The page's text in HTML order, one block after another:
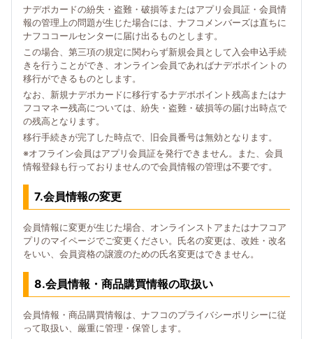
ナデポカードの紛失・盗難・破損等またはアプリ会員証・会員情
報の管理上の問題が生じた場合には、ナフコメンバーズは直ちに
ナフココールセンターに届け出るものとします。
この場合、第三項の規定に関わらず新規会員として入会申込手続
きを行うことができ、オンライン会員であればナデポポイントの
移行ができるものとします。
なお、新規ナデポカードに移行するナデポポイント残高またはナ
フコマネー残高については、紛失・盗難・破損等の届け出時点で
の残高となります。
移行手続きが完了した時点で、旧会員番号は無効となります。
※オフライン会員はアプリ会員証を発行できません。また、会員
情報登録も行っておりませんので会員情報の管理は不要です。
7.会員情報の変更
会員情報に変更が生じた場合、オンラインストアまたはナフコア
プリのマイページでご変更ください。氏名の変更は、改姓・改名
をいい、会員資格の譲渡のための氏名変更はできません。
8.会員情報・商品購買情報の取扱い
会員情報・商品購買情報は、ナフコのプライバシーポリシーに従
って取扱い、厳重に管理・保管します。